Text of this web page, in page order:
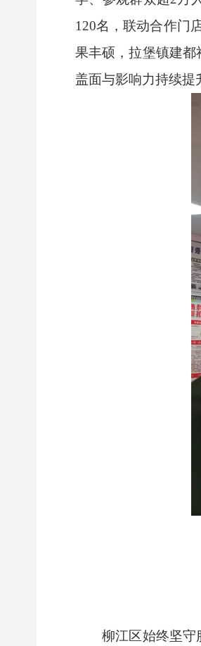
120名，联动合作门
果丰硕，拉堡镇建
盖面与影响力持续提
柳江区始终坚守